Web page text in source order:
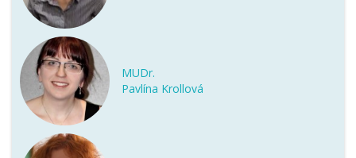
MUDr.
Pavlína Krollová